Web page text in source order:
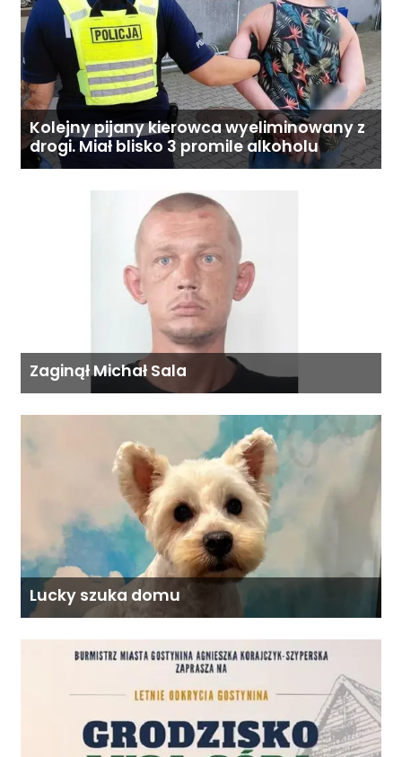
Kolejny pijany kierowca wyeliminowany z
drogi. Miał blisko 3 promile alkoholu
Zaginął Michał Sala
Lucky szuka domu